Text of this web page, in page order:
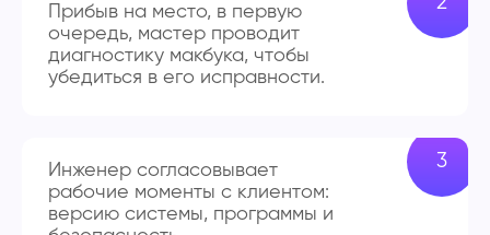
Прибыв на место, в первую
очередь, мастер проводит
диагностику макбука, чтобы
убедиться в его исправности.
Инженер согласовывает
рабочие моменты с клиентом:
версию системы, программы и